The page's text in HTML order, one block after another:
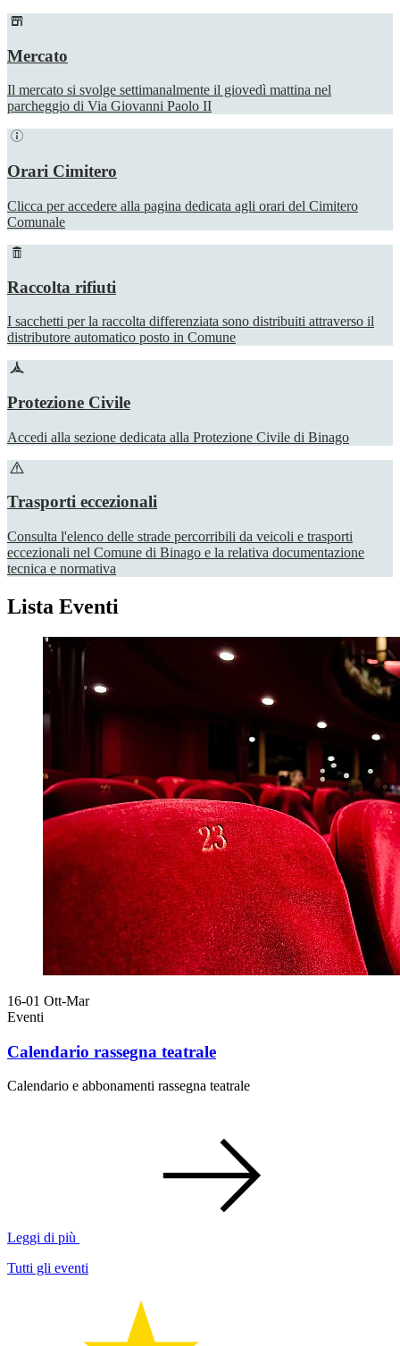
Mercato
Il mercato si svolge settimanalmente il giovedì mattina nel
parcheggio di Via Giovanni Paolo II
Orari Cimitero
Clicca per accedere alla pagina dedicata agli orari del Cimitero
Comunale
Raccolta rifiuti
I sacchetti per la raccolta differenziata sono distribuiti attraverso il
distributore automatico posto in Comune
Protezione Civile
Accedi alla sezione dedicata alla Protezione Civile di Binago
Trasporti eccezionali
Consulta l'elenco delle strade percorribili da veicoli e trasporti
eccezionali nel Comune di Binago e la relativa documentazione
tecnica e normativa
Lista Eventi
16-01 Ott-Mar
Eventi
Calendario rassegna teatrale
Calendario e abbonamenti rassegna teatrale
Leggi di più
Tutti gli eventi